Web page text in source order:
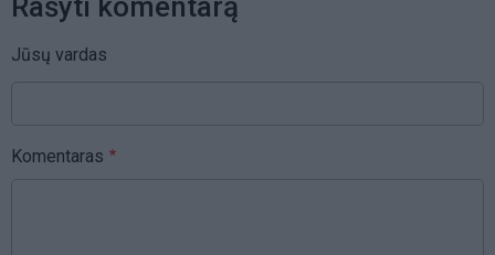
Jūsų vardas
Komentaras